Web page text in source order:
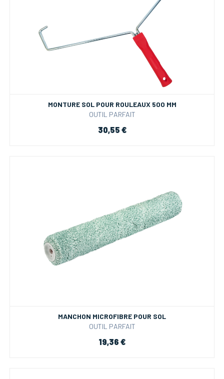
MONTURE SOL POUR ROULEAUX 500 MM
OUTIL PARFAIT
30,55 €
MANCHON MICROFIBRE POUR SOL
OUTIL PARFAIT
19,36 €